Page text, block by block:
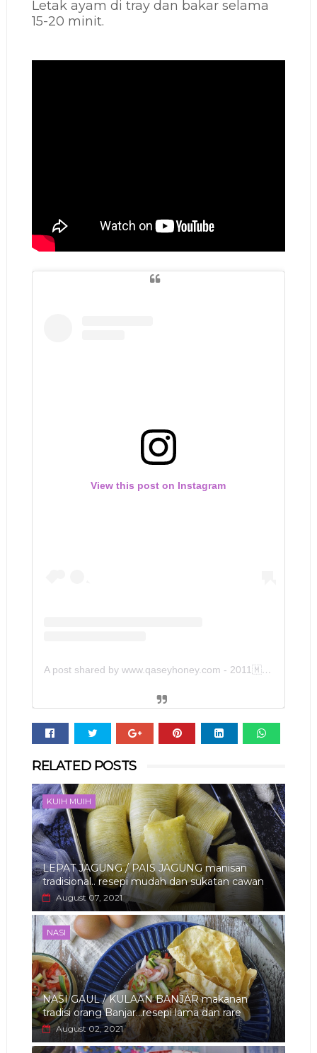
Letak ayam di tray dan bakar selama
15-20 minit.
View this post on Instagram
A post shared by www.qaseyhoney.com - 2011🇲🇾 (@qaseyhoney)
RELATED POSTS
KUIH MUIH
LEPAT JAGUNG / PAIS JAGUNG manisan
tradisional.. resepi mudah dan sukatan cawan
August 07, 2021
NASI
NASI GAUL / KULAAN BANJAR makanan
tradisi orang Banjar...resepi lama dan rare
August 02, 2021